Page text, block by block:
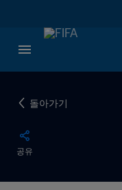
돌아가기
공유